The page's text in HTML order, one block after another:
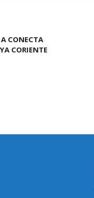
CONECTA
CORIENTE